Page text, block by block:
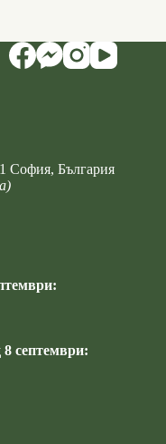
София, България
8 септември: